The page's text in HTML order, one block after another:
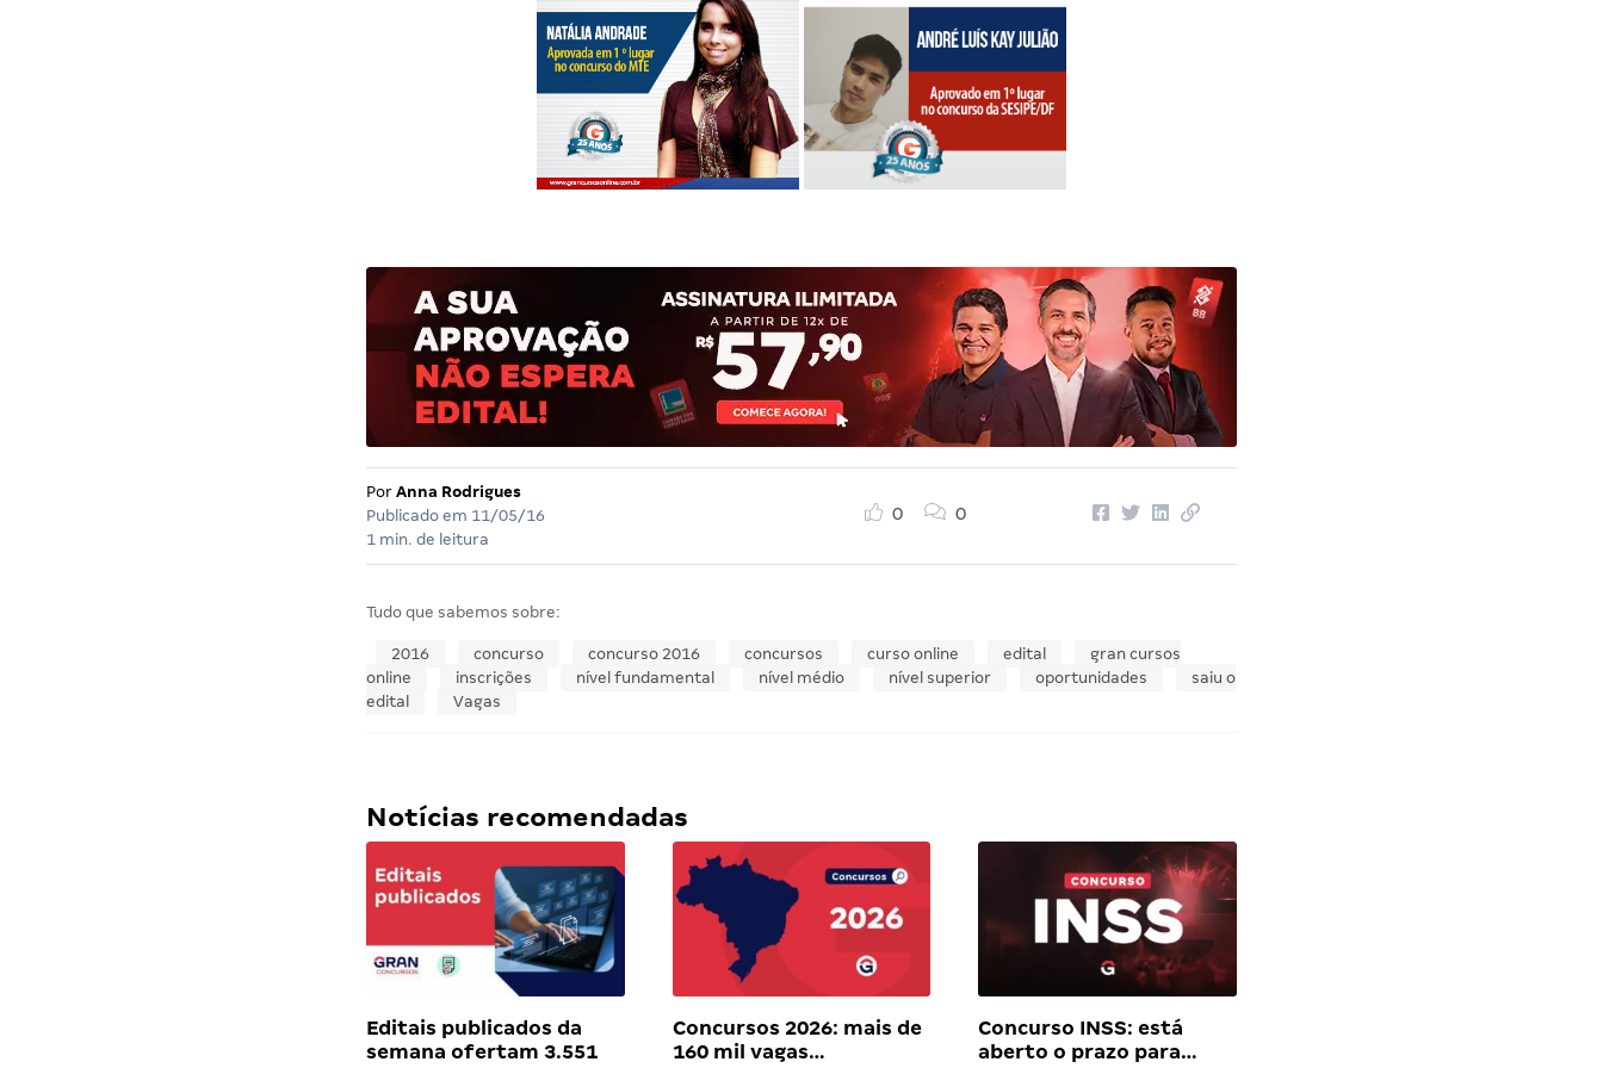
Por Anna Rodrigues
Publicado em 11/05/16
1 min. de leitura
0 0
Tudo que sabemos sobre:
2016 concurso concurso 2016 concursos curso online edital
gran cursos
online
inscrições nível fundamental nível médio nível superior oportunidades
saiu o
edital
Vagas
Notícias recomendadas
Editais publicados da
semana ofertam 3.551
Concursos 2026: mais de
160 mil vagas…
Concurso INSS: está
aberto o prazo para…